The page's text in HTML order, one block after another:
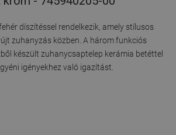
díszítéssel rendelkezik, amely stílusos
zuhanyzás közben. A három funkciós
készült zuhanycsaptelep kerámia betéttel
igényekhez való igazítást.